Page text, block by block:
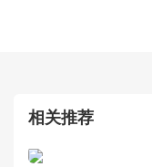
相关推荐